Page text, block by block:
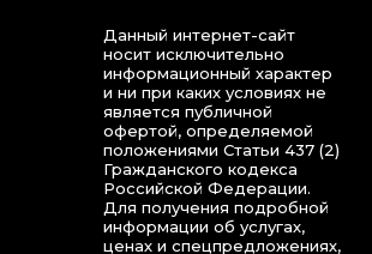
Данный интернет-сайт
носит исключительно
информационный характер
и ни при каких условиях не
является публичной
офертой, определяемой
положениями Статьи 437 (2)
Гражданского кодекса
Российской Федерации.
Для получения подробной
информации об услугах,
ценах и спецпредложениях,